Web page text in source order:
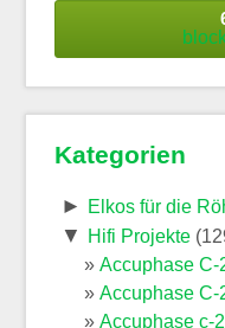
Kategorien
► Elkos für die
▼ Hifi Projekte
Accuphase C-
Accuphase C-
Accuphase c-